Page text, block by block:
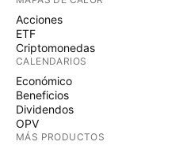
Acciones
ETF
Criptomonedas
CALENDARIOS
Económico
Beneficios
Dividendos
OPV
MÁS PRODUCTOS